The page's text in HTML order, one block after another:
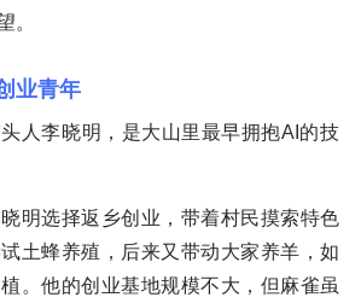
。
业青年
人李晓明，是大山里最早拥抱AI的技
明选择返乡创业，带着村民摸索特色
土蜂养殖，后来又带动大家养羊，如
。他的创业基地规模不大，但麻雀虽